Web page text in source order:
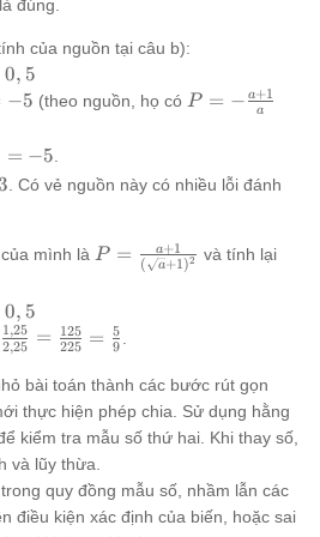
đúng.
của nguồn tại câu b):
0, 5
−5 (theo nguồn, họ có P = -
P = − a
a+1
= −5
. Có vẻ nguồn này có nhiều lỗi đánh
mình là P =
\frac{a +
{(\sqrt{a}
+ 1)^2}
P = ( a+1 )2
a+1
và tính lại
0, 5
2,25
1,25 = 225
125 = 9
5
bài toán thành các bước rút gọn
thực hiện phép chia. Sử dụng hằng
kiểm tra mẫu số thứ hai. Khi thay số,
và lũy thừa.
quy đồng mẫu số, nhầm lẫn các
điều kiện xác định của biến, hoặc sai